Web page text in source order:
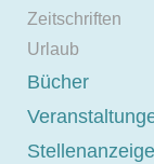
Zeitschriften
Urlaub
Bücher